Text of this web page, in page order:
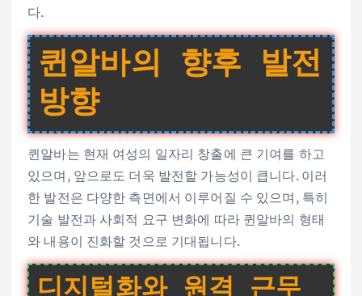
다.
퀸알바의 향후 발전
방향
퀸알바는 현재 여성의 일자리 창출에 큰 기여를 하고
있으며, 앞으로도 더욱 발전할 가능성이 큽니다. 이러
한 발전은 다양한 측면에서 이루어질 수 있으며, 특히
기술 발전과 사회적 요구 변화에 따라 퀸알바의 형태
와 내용이 진화할 것으로 기대됩니다.
디지털화와 원격 근무